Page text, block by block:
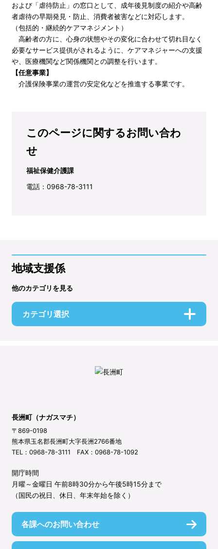
および「虐待防止」の窓口として、成年後見制度の紹介や高齢
者虐待の早期発見・防止、消費者被害などに対応します。
（包括的・継続的ケアマネジメント）
高齢者の方に、心身の状態やその変化に合わせて切れ目なく
必要なサービス提供がされるように、ケアマネジャーへの支援
や、医療機関など関係機関との調整を行います。
【任意事業】
介護保険事業の運営の安定化などを推進する事業です。
このページに関するお問い合わ
せ
福祉保健介護課
電話：0968-78-3111
地域支援係
他のカテゴリを見る
カテゴリ選択
長洲町（ナガスマチ）
〒869-0198
熊本県玉名郡長洲町大字長洲2766番地
TEL：0968-78-3111 FAX：0968-78-1092
開庁時間
月曜～金曜日 午前8時30分から午後5時15分まで
（国民の祝日、休日、年末年始を除く）
各課へのお問い合わせ